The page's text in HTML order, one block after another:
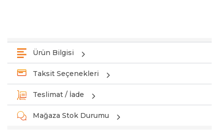
Ürün Bilgisi
Taksit Seçenekleri
Teslimat / İade
Mağaza Stok Durumu